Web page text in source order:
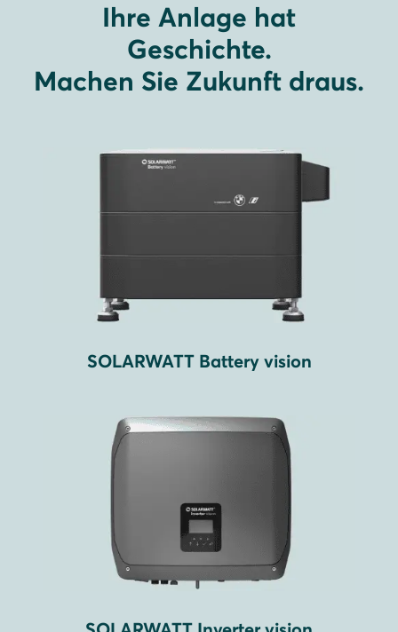
Ihre Anlage hat
Geschichte.
Machen Sie Zukunft draus.
SOLARWATT Battery vision